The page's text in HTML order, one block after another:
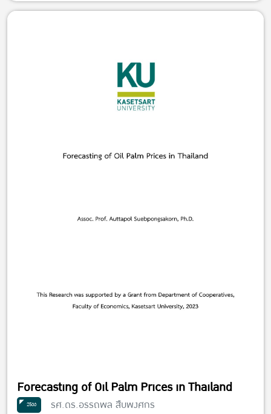
Forecasting of Oil Palm Prices in Thailand
2566 รศ.ดร.อรรถพล สืบพงศกร